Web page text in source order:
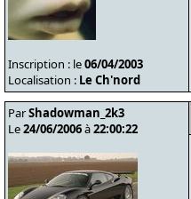
Inscription : le06/04/2003
Localisation : Le Ch'nord
ParShadowman_2k3
Le24/06/2006à22:00:22